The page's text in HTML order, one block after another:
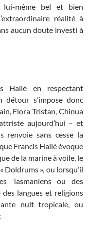
lui-même bel et bien
réalité à
aucun doute investi à
Hallé en respectant
détour s’impose donc
Flora Tristan, Chinua
aujourd’hui – et
renvoie sans cesse la
Francis Hallé évoque
de la marine à voile, le
Doldrums », ou lorsqu’il
Tasmaniens ou des
langues et religions
nuit tropicale, ou